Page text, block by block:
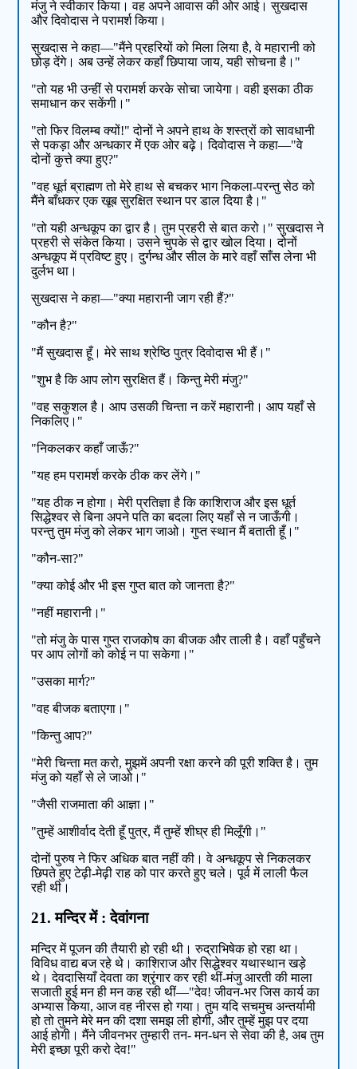
मंजु ने स्वीकार किया। वह अपने आवास की ओर आई। सुखदास
और दिवोदास ने परामर्श किया।
सुखदास ने कहा—"मैंने प्रहरियों को मिला लिया है, वे महारानी को
छोड़ देंगे। अब उन्हें लेकर कहाँ छिपाया जाय, यही सोचना है।"
"तो यह भी उन्हीं से परामर्श करके सोचा जायेगा। वही इसका ठीक
समाधान कर सकेंगी।"
"तो फिर विलम्ब क्यों!" दोनों ने अपने हाथ के शस्त्रों को सावधानी
से पकड़ा और अन्धकार में एक ओर बढ़े। दिवोदास ने कहा—"वे
दोनों कुत्ते क्या हुए?"
"वह धूर्त ब्राह्मण तो मेरे हाथ से बचकर भाग निकला-परन्तु सेठ को
मैंने बाँधकर एक खूब सुरक्षित स्थान पर डाल दिया है।"
"तो यही अन्धकूप का द्वार है। तुम प्रहरी से बात करो।" सुखदास ने
प्रहरी से संकेत किया। उसने चुपके से द्वार खोल दिया। दोनों
अन्धकूप में प्रविष्ट हुए। दुर्गन्ध और सील के मारे वहाँ साँस लेना भी
दुर्लभ था।
सुखदास ने कहा—"क्या महारानी जाग रही हैं?"
"कौन है?"
"मैं सुखदास हूँ। मेरे साथ श्रेष्ठि पुत्र दिवोदास भी हैं।"
"शुभ है कि आप लोग सुरक्षित हैं। किन्तु मेरी मंजु?"
"वह सकुशल है। आप उसकी चिन्ता न करें महारानी। आप यहाँ से
निकलिए।"
"निकलकर कहाँ जाऊँ?"
"यह हम परामर्श करके ठीक कर लेंगे।"
"यह ठीक न होगा। मेरी प्रतिज्ञा है कि काशिराज और इस धूर्त
सिद्धेश्वर से बिना अपने पति का बदला लिए यहाँ से न जाऊँगी।
परन्तु तुम मंजु को लेकर भाग जाओ। गुप्त स्थान मैं बताती हूँ।"
"कौन-सा?"
"क्या कोई और भी इस गुप्त बात को जानता है?"
"नहीं महारानी।"
"तो मंजु के पास गुप्त राजकोष का बीजक और ताली है। वहाँ पहुँचने
पर आप लोगों को कोई न पा सकेगा।"
"उसका मार्ग?"
"वह बीजक बताएगा।"
"किन्तु आप?"
"मेरी चिन्ता मत करो, मुझमें अपनी रक्षा करने की पूरी शक्ति है। तुम
मंजु को यहाँ से ले जाओ।"
"जैसी राजमाता की आज्ञा।"
"तुम्हें आशीर्वाद देती हूँ पुत्र, मैं तुम्हें शीघ्र ही मिलूँगी।"
दोनों पुरुष ने फिर अधिक बात नहीं की। वे अन्धकूप से निकलकर
छिपते हुए टेढ़ी-मेढ़ी राह को पार करते हुए चले। पूर्व में लाली फैल
रही थी।
21. मन्दिर में : देवांगना
मन्दिर में पूजन की तैयारी हो रही थी। रुद्राभिषेक हो रहा था।
विविध वाद्य बज रहे थे। काशिराज और सिद्धेश्वर यथास्थान खड़े
थे। देवदासियाँ देवता का श्रृंगार कर रही थीं-मंजु आरती की माला
सजाती हुई मन ही मन कह रही थीं—"देव! जीवन-भर जिस कार्य का
अभ्यास किया, आज वह नीरस हो गया। तुम यदि सचमुच अन्तर्यामी
हो तो तुमने मेरे मन की दशा समझ ली होगी, और तुम्हें मुझ पर दया
आई होगी। मैंने जीवनभर तुम्हारी तन- मन-धन से सेवा की है, अब तुम
मेरी इच्छा पूरी करो देव!"